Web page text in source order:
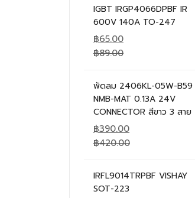
IGBT IRGP4066DPBF IR
600V 140A TO-247
฿65.00
฿89.00
พัดลม 2406KL-05W-B59
NMB-MAT 0.13A 24V
CONNECTOR สีขาว 3 สาย
฿390.00
฿420.00
IRFL9014TRPBF VISHAY
SOT-223